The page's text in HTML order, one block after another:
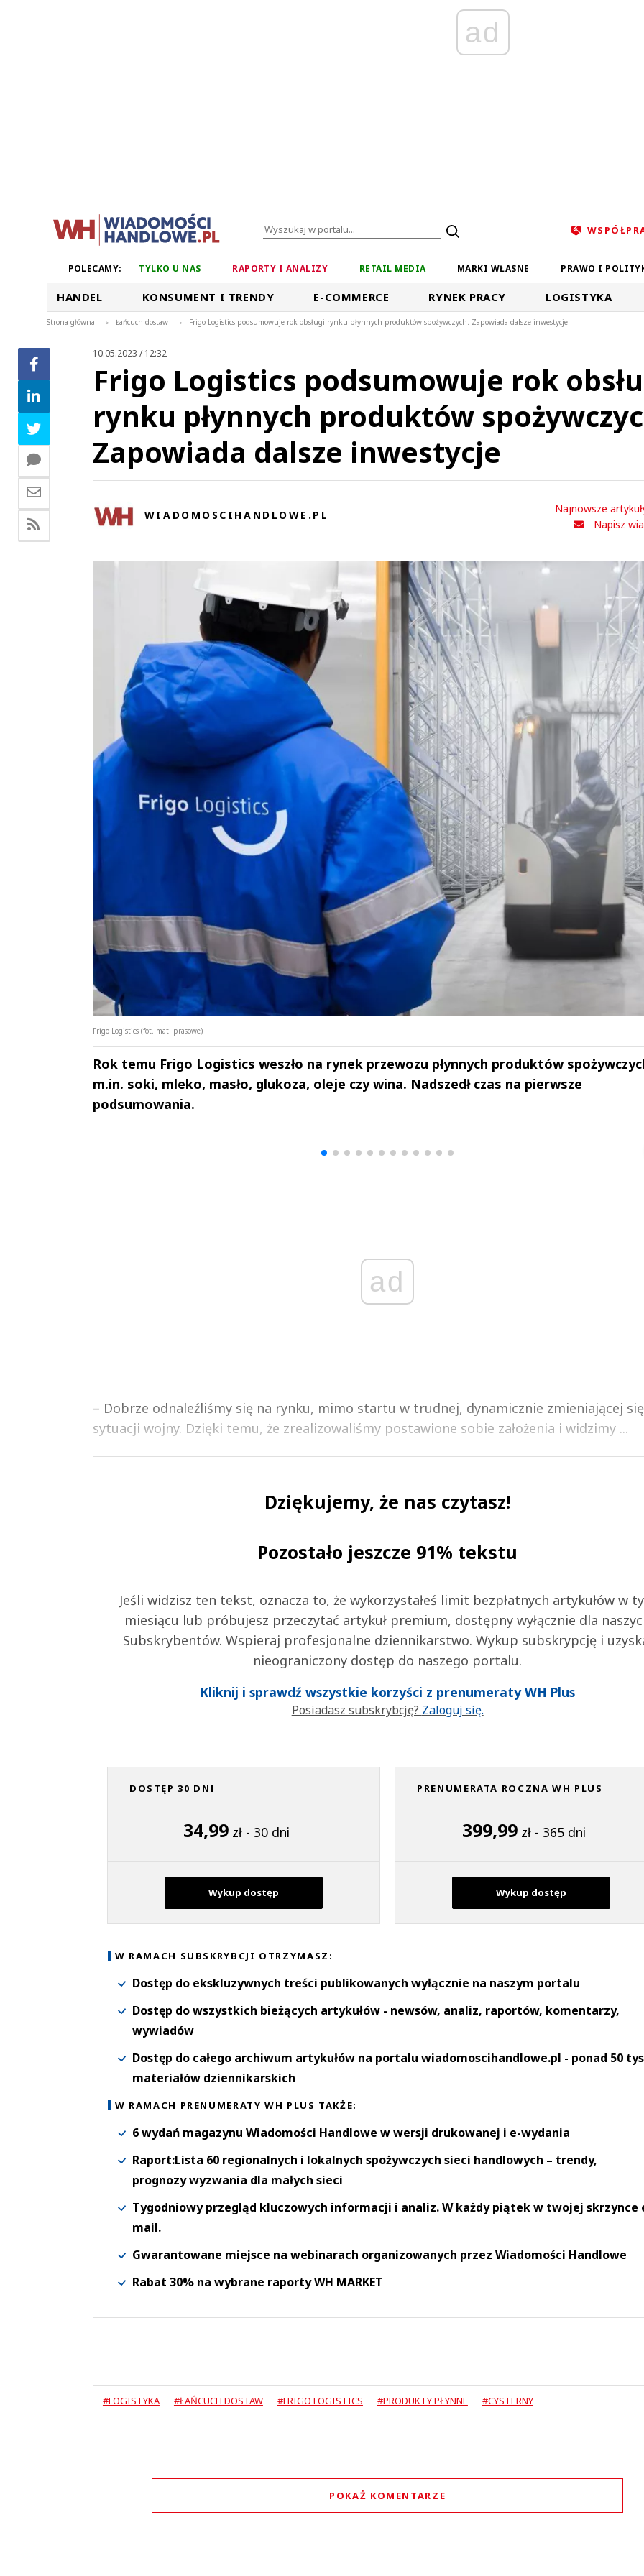
ad
POLECAMY: TYLKO U NAS RAPORTY I ANALIZY RETAIL MEDIA MARKI WŁASNE PRAWO I
HANDEL KONSUMENT I TRENDY E-COMMERCE RYNEK PRACY LOGISTYKA
Strona główna > Łańcuch dostaw > Frigo Logistics podsumowuje rok obsługi rynku płynnych produktów spożywczych. Zapowiada dalsze inwestycje
10.05.2023 / 12:32
Frigo Logistics podsumowuje rok
rynku płynnych produktów
Zapowiada dalsze inwestycje
WIADOMOSCIHANDLOWE.PL
Najnowsze
Napisz
Frigo Logistics (fot. mat. prasowe)
Rok temu Frigo Logistics weszło na rynek przewozu płynnych produktów
m.in. soki, mleko, masło, glukoza, oleje czy wina. Nadszedł czas na pierwsze
podsumowania.
ad
– Dobrze odnaleźliśmy się na rynku, mimo startu w trudnej, dynamicznie zmieniającej się
sytuacji wojny. Dzięki temu, że zrealizowaliśmy postawione sobie założenia i widzimy ...
Dziękujemy, że nas czytasz!
Pozostało jeszcze 91% tekstu
Jeśli widzisz ten tekst, oznacza to, że wykorzystałeś limit bezpłatnych artykułów w
miesiącu lub próbujesz przeczytać artykuł premium, dostępny wyłącznie dla
Subskrybentów. Wspieraj profesjonalne dziennikarstwo. Wykup subskrypcję i
nieograniczony dostęp do naszego portalu.
Kliknij i sprawdź wszystkie korzyści z prenumeraty WH Plus
Posiadasz subskrybcję? Zaloguj się.
DOSTĘP 30 DNI
34,99 zł - 30 dni
Wykup dostęp
PRENUMERATA ROCZNA WH PLUS
399,99 zł - 365 dni
Wykup dostęp
W RAMACH SUBSKRYBCJI OTRZYMASZ:
Dostęp do ekskluzywnych treści publikowanych wyłącznie na naszym portalu
Dostęp do wszystkich bieżących artykułów - newsów, analiz, raportów, komentarzy,
wywiadów
Dostęp do całego archiwum artykułów na portalu wiadomoscihandlowe.pl - ponad 50
materiałów dziennikarskich
W RAMACH PRENUMERATY WH PLUS TAKŻE:
6 wydań magazynu Wiadomości Handlowe w wersji drukowanej i e-wydania
Raport:Lista 60 regionalnych i lokalnych spożywczych sieci handlowych – trendy,
prognozy wyzwania dla małych sieci
Tygodniowy przegląd kluczowych informacji i analiz. W każdy piątek w twojej skrzynce
mail.
Gwarantowane miejsce na webinarach organizowanych przez Wiadomości Handlowe
Rabat 30% na wybrane raporty WH MARKET
#LOGISTYKA #ŁAŃCUCH DOSTAW #FRIGO LOGISTICS #PRODUKTY PŁYNNE #CYSTERNY
POKAŻ KOMENTARZE
Andrzej i Marta